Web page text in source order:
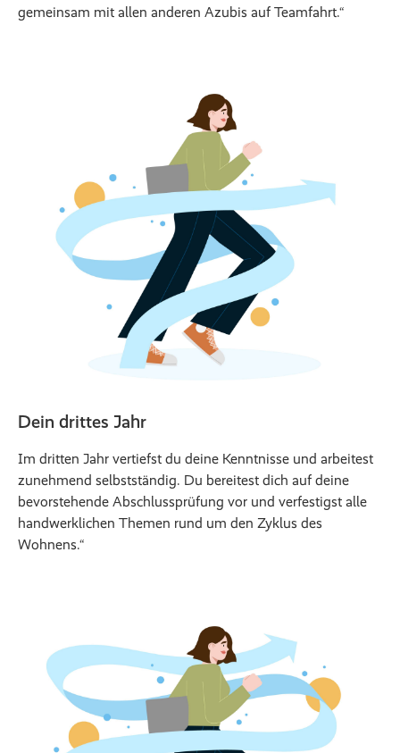
gemeinsam mit allen anderen Azubis auf Teamfahrt.“
Dein drittes Jahr
Im dritten Jahr vertiefst du deine Kenntnisse und arbeitest
zunehmend selbstständig. Du bereitest dich auf deine
bevorstehende Abschlussprüfung vor und verfestigst alle
handwerklichen Themen rund um den Zyklus des
Wohnens.“